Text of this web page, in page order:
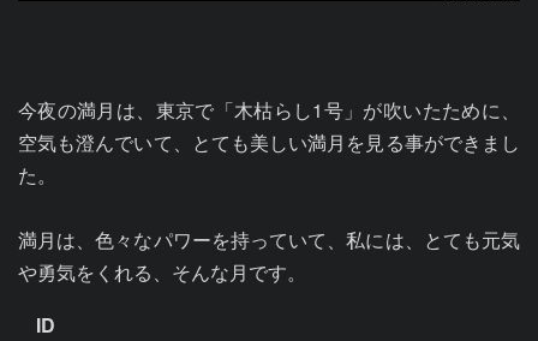
今夜の満月は、東京で「木枯らし1号」が吹いたために、
空気も澄んでいて、とても美しい満月を見る事ができまし
た。
満月は、色々なパワーを持っていて、私には、とても元気
や勇気をくれる、そんな月です。
ID